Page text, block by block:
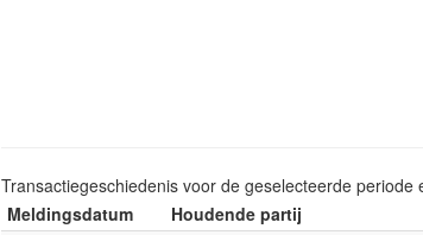
Transactiegeschiedenis voor de geselecteerde periode
Meldingsdatum
Houdende partij